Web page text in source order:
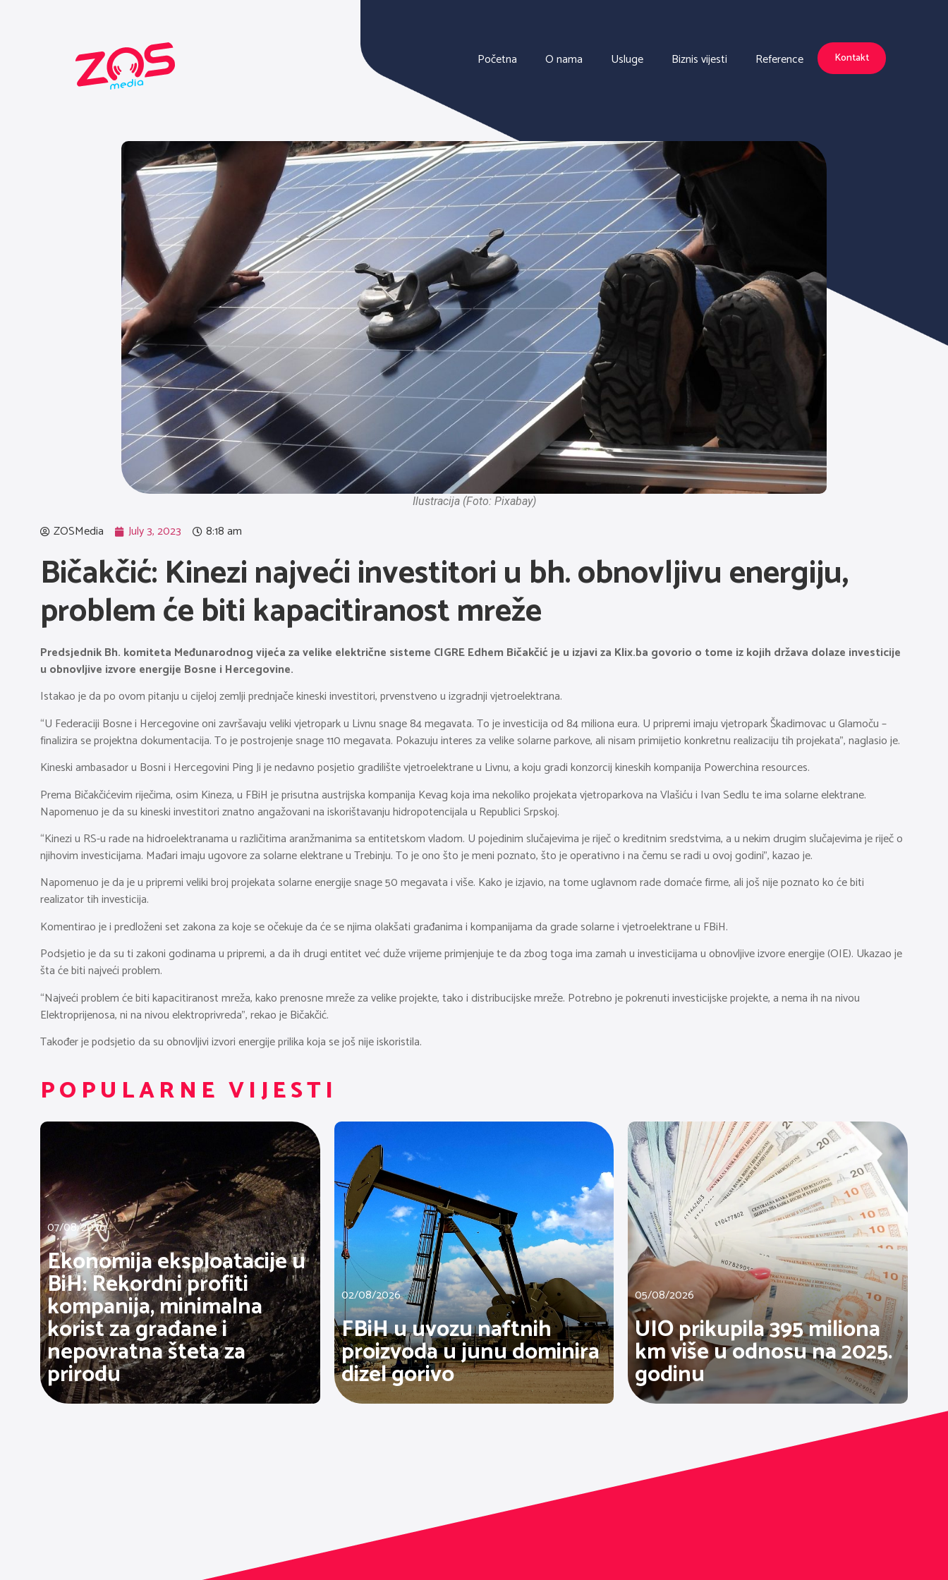
Početna O nama Usluge Biznis vijesti Reference Kontakt
Ilustracija (Foto: Pixabay)
ZOSMedia July 3, 2023 8:18 am
Bičakčić: Kinezi najveći investitori u bh. obnovljivu energiju,
problem će biti kapacitiranost mreže
Predsjednik Bh. komiteta Međunarodnog vijeća za velike električne sisteme CIGRE Edhem Bičakčić je u izjavi za Klix.ba govorio o tome iz kojih država dolaze investicije
u obnovljive izvore energije Bosne i Hercegovine.
Istakao je da po ovom pitanju u cijeloj zemlji prednjače kineski investitori, prvenstveno u izgradnji vjetroelektrana.
“U Federaciji Bosne i Hercegovine oni završavaju veliki vjetropark u Livnu snage 84 megavata. To je investicija od 84 miliona eura. U pripremi imaju vjetropark Škadimovac u Glamoču –
finalizira se projektna dokumentacija. To je postrojenje snage 110 megavata. Pokazuju interes za velike solarne parkove, ali nisam primijetio konkretnu realizaciju tih projekata”, naglasio je.
Kineski ambasador u Bosni i Hercegovini Ping Ji je nedavno posjetio gradilište vjetroelektrane u Livnu, a koju gradi konzorcij kineskih kompanija Powerchina resources.
Prema Bičakčićevim riječima, osim Kineza, u FBiH je prisutna austrijska kompanija Kevag koja ima nekoliko projekata vjetroparkova na Vlašiću i Ivan Sedlu te ima solarne elektrane.
Napomenuo je da su kineski investitori znatno angažovani na iskorištavanju hidropotencijala u Republici Srpskoj.
“Kinezi u RS-u rade na hidroelektranama u različitima aranžmanima sa entitetskom vladom. U pojedinim slučajevima je riječ o kreditnim sredstvima, a u nekim drugim slučajevima je riječ o
njihovim investicijama. Mađari imaju ugovore za solarne elektrane u Trebinju. To je ono što je meni poznato, što je operativno i na čemu se radi u ovoj godini”, kazao je.
Napomenuo je da je u pripremi veliki broj projekata solarne energije snage 50 megavata i više. Kako je izjavio, na tome uglavnom rade domaće firme, ali još nije poznato ko će biti
realizator tih investicija.
Komentirao je i predloženi set zakona za koje se očekuje da će se njima olakšati građanima i kompanijama da grade solarne i vjetroelektrane u FBiH.
Podsjetio je da su ti zakoni godinama u pripremi, a da ih drugi entitet već duže vrijeme primjenjuje te da zbog toga ima zamah u investicijama u obnovljive izvore energije (OIE). Ukazao je
šta će biti najveći problem.
“Najveći problem će biti kapacitiranost mreža, kako prenosne mreže za velike projekte, tako i distribucijske mreže. Potrebno je pokrenuti investicijske projekte, a nema ih na nivou
Elektroprijenosa, ni na nivou elektroprivreda”, rekao je Bičakčić.
Također je podsjetio da su obnovljivi izvori energije prilika koja se još nije iskoristila.
POPULARNE VIJESTI
07/08/2026
Ekonomija eksploatacije u
BiH: Rekordni profiti
kompanija, minimalna
korist za građane i
nepovratna šteta za
prirodu
02/08/2026
FBiH u uvozu naftnih
proizvoda u junu dominira
dizel gorivo
05/08/2026
UIO prikupila 395 miliona
km više u odnosu na 2025.
godinu